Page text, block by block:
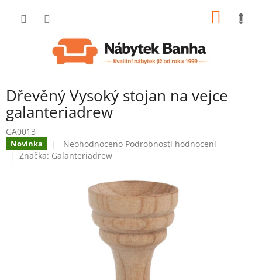
Dřevěný Vysoký stojan na vejce
galanteriadrew
GA0013
Novinka
Průměrné
hodnocení
hvězdiček.
Neohodnoceno Podrobnosti hodnocení
Značka: Galanteriadrew